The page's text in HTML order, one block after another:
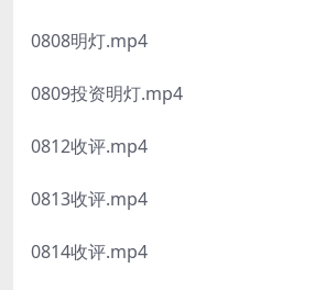
0808明灯.mp4
0809投资明灯.mp4
0812收评.mp4
0813收评.mp4
0814收评.mp4